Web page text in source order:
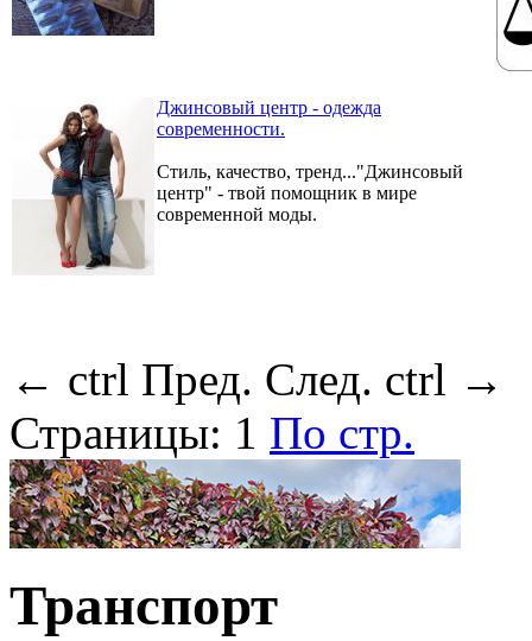
Джинсовый центр - одежда
современности.
Стиль, качество, тренд..."Джинсовый
центр" - твой помощник в мире
современной моды.
← ctrl Пред. След. ctrl →
Страницы: 1 По стр.
Транспорт